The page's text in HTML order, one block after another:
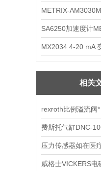
相关
rexroth比例溢流阀*
威格士VICKERS电